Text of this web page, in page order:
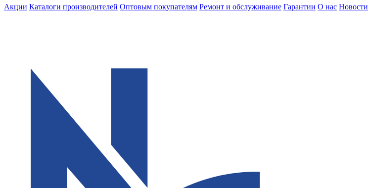
Акции Каталоги производителей Оптовым покупателям Ремонт и обслуживание Гарантии О нас Новости